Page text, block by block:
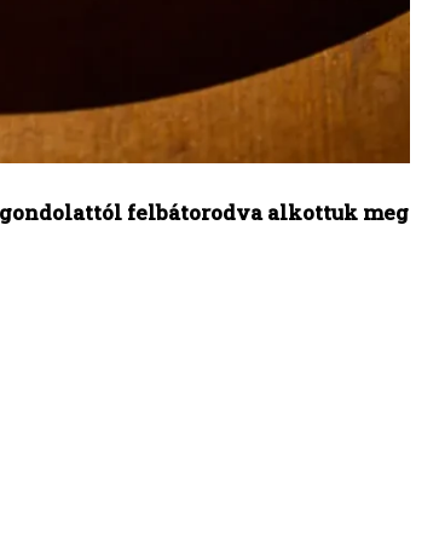
gondolattól felbátorodva alkottuk meg